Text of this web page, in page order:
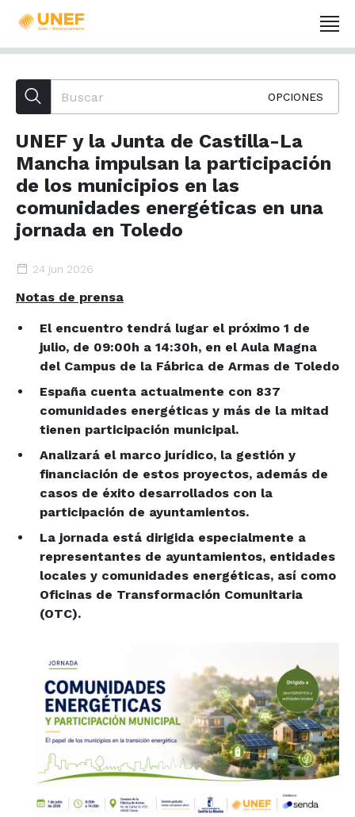
OPCIONES
UNEF y la Junta de Castilla-La
Mancha impulsan la participación
de los municipios en las
comunidades energéticas en una
jornada en Toledo
24 jun 2026
Notas de prensa
El encuentro tendrá lugar el próximo 1 de
julio, de 09:00h a 14:30h, en el Aula Magna
del Campus de la Fábrica de Armas de Toledo
España cuenta actualmente con 837
comunidades energéticas y más de la mitad
tienen participación municipal.
Analizará el marco jurídico, la gestión y
financiación de estos proyectos, además de
casos de éxito desarrollados con la
participación de ayuntamientos.
La jornada está dirigida especialmente a
representantes de ayuntamientos, entidades
locales y comunidades energéticas, así como
Oficinas de Transformación Comunitaria
(OTC).